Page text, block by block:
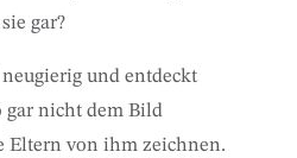
gar?
und entdeckt
gar nicht dem Bild
Eltern von ihm zeichnen.